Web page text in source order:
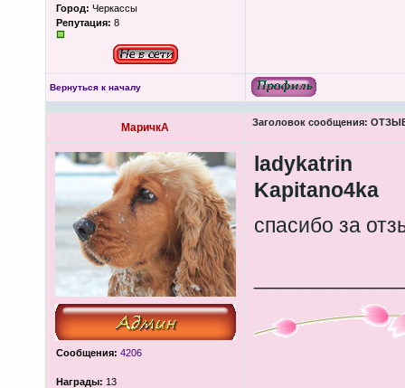
Город: Черкассы
Репутация: 8
Вернуться к началу
МаричкА Заголовок сообщения:
Сообщения: 4206
Награды: 13
ladykatrin
Kapitano4ka
спасибо за